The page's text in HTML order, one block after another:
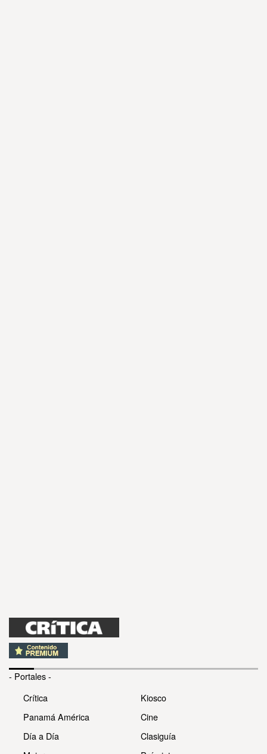
- Portales -
Crítica
Panamá América
Día a Día
Kiosco
Cine
Clasiguía